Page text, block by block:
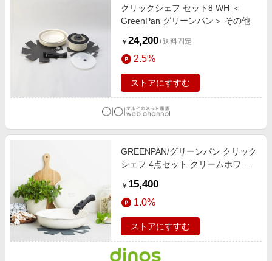
クリックシェフ セット8 WH ＜
GreenPan グリーンパン＞ その他
￥ 24,200+送料固定
2.5%
ストアにすすむ
GREENPAN/グリーンパン クリック
シェフ 4点セット クリームホワイ
￥ 15,400
1.0%
ストアにすすむ